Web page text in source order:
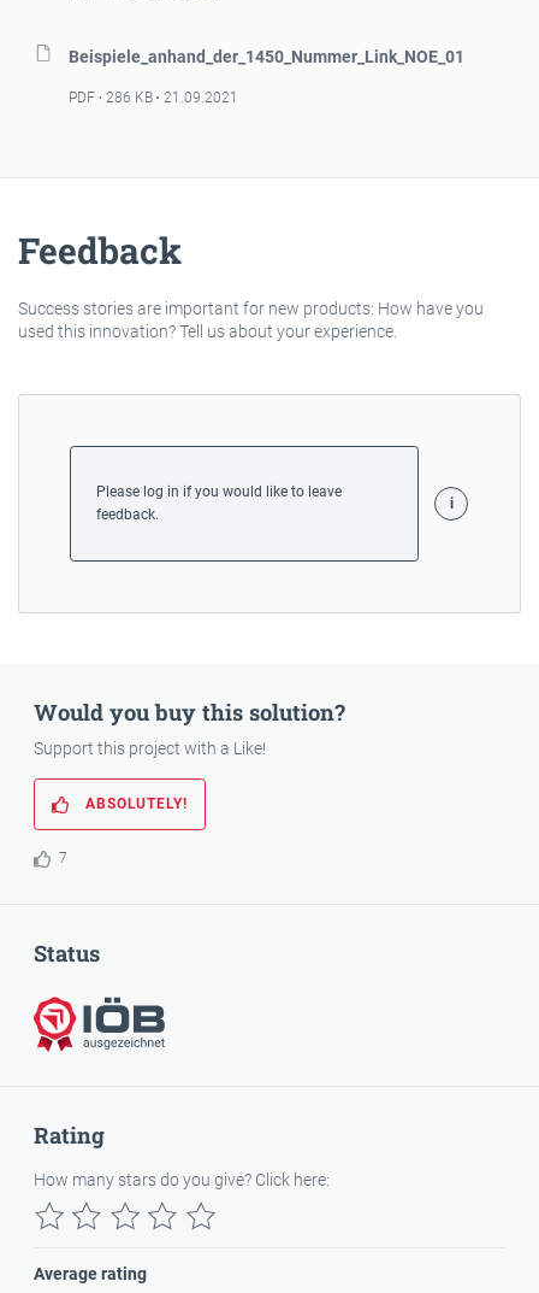
Beispiele_anhand_der_1450_Nummer_Link_NOE_01
PDF 286 KB 21.09.2021
Feedback
Success stories are important for new products: How have you
used this innovation? Tell us about your experience.
Please log in if you would like to leave
feedback.
Would you buy this solution?
Support this project with a Like!
ABSOLUTELY!
7
Status
Awarded
Rating
How many stars do you give? Click here:
Average rating